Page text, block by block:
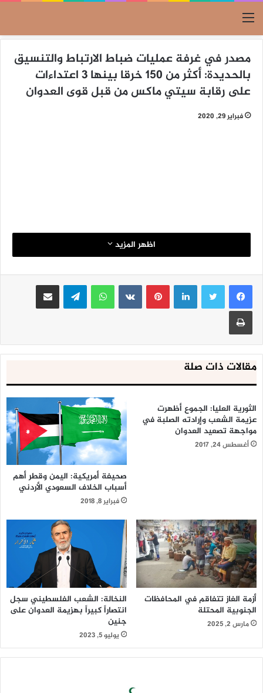
القائمة
مصدر في غرفة عمليات ضباط الارتباط والتنسيق
بالحديدة: أكثر من 150 خرقا بينها 3 اعتداءات
على رقابة سيتي ماكس من قبل قوى العدوان
فبراير 29, 2020
اظهر المزيد
لينكدإنبينتيريست واتساب تيلقرام مشاركة عبر البريد
طباعة
مقالات ذات صلة
الثورية العليا: الجموع أظهرت
عزيمة الشعب وإرادته الصلبة في
مواجهة تصعيد العدوان
أغسطس 24, 2017
صحيفة أمريكية: اليمن وقطر أهم
أسباب الخلاف السعودي الأردني
فبراير 8, 2018
أزمة الغاز تتفاقم في المحافظات
الجنوبية المحتلة
مارس 2, 2025
النخالة: الشعب الفلسطيني سجل
انتصاراً كبيراً بهزيمة العدوان على
جنين
يوليو 5, 2023